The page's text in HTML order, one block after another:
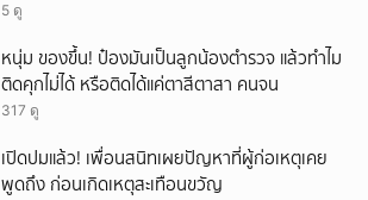
5 ดู
หนุ่ม ของขึ้น! ป๋องมันเป็นลูกน้องตำรวจ แล้วทำไม
ติดคุกไม่ได้ หรือติดได้แค่ตาสีตาสา คนจน
317 ดู
เปิดปมแล้ว! เพื่อนสนิทเผยปัญหาที่ผู้ก่อเหตุเคย
พูดถึง ก่อนเกิดเหตุสะเทือนขวัญ